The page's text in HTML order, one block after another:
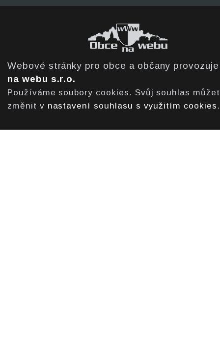
Webové stránky pro obce a občany
na webu s.r.o.
Používáme soubory cookies. Svůj souhlas
změnit v nastavení souhlasu s využitím cookies .